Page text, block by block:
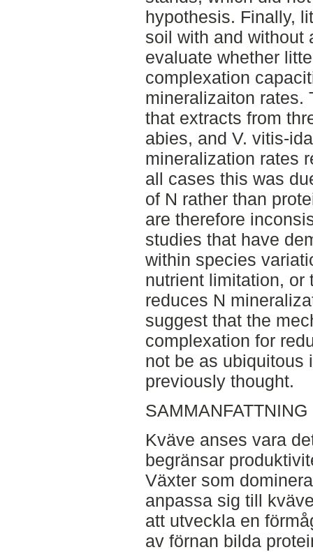
hypothesis. Finally,
soil with and without
evaluate whether
complexation
mineralizaiton rates.
that extracts from
abies, and V. vitis-
mineralization rates
all cases this was
of N rather than
are therefore
studies that have
within species
nutrient limitation, or
reduces N
suggest that the
complexation for
not be as ubiquitous
previously thought.
SAMMANFATTNING
Kväve anses vara
begränsar
Växter som
anpassa sig till
att utveckla en
av förnan bilda